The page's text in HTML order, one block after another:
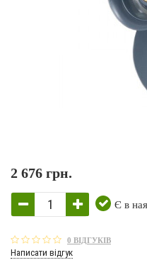
2 676 грн.
Є в
0 ВІДГУКІВ
Написати відгук